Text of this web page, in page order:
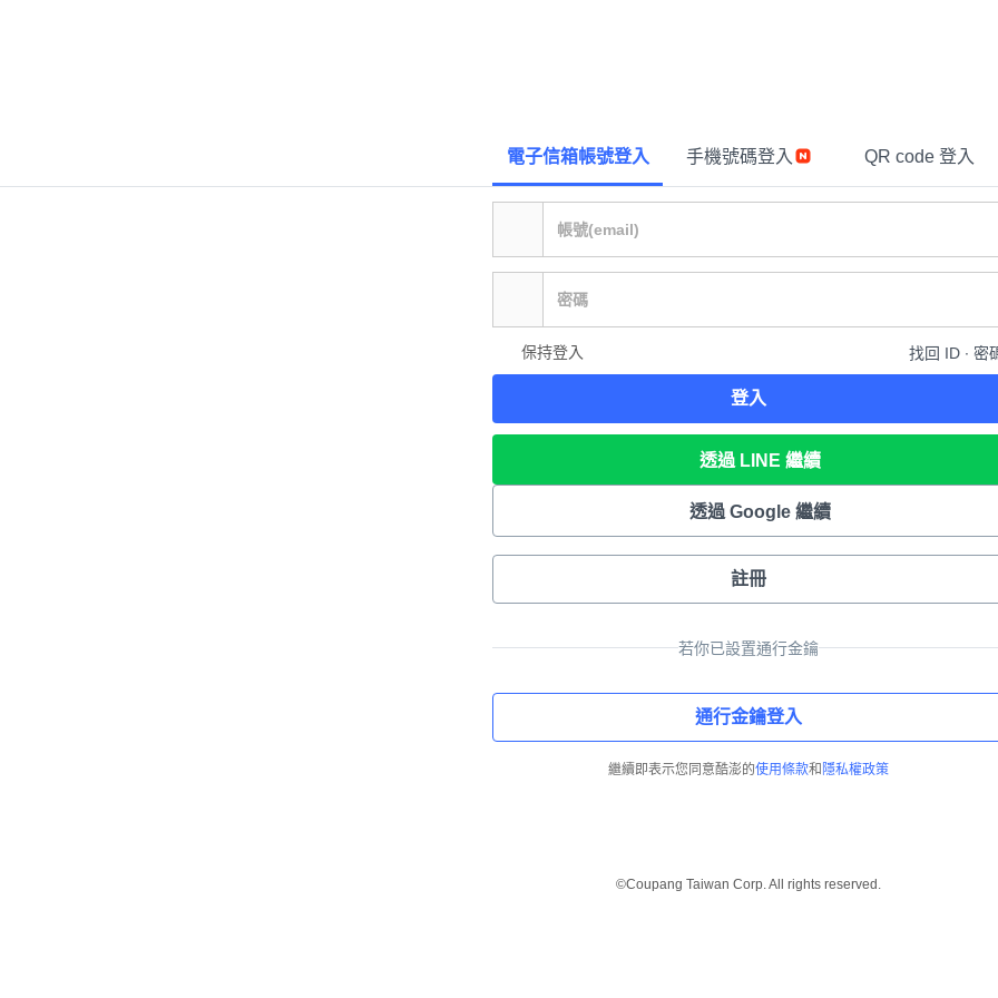
電子信箱帳號登入 手機號碼登入 QR code 登入
保持登入 找回 ID ∙ 密
登入
透過 LINE 繼續
透過 Google 繼續
註冊
若你已設置通行金鑰
通行金鑰登入
繼續即表示您同意酷澎的使用條款和 隱私權政策
©Coupang Taiwan Corp. All rights reserved.